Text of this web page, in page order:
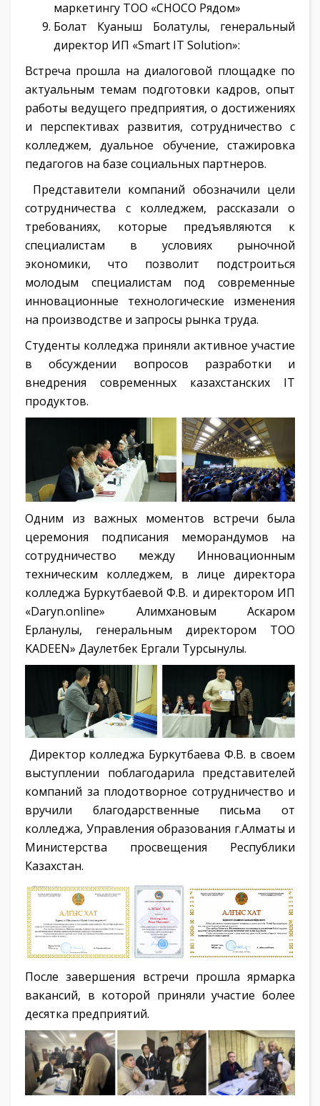
маркетингу ТОО «CHOCO Рядом»
Болат Куаныш Болатулы, генеральный
директор ИП «Smart IT Solution»:
Встреча прошла на диалоговой площадке по
актуальным темам подготовки кадров, опыт
работы ведущего предприятия, о достижениях
и перспективах развития, сотрудничество с
колледжем, дуальное обучение, стажировка
педагогов на базе социальных партнеров.
Представители компаний обозначили цели
сотрудничества с колледжем, рассказали о
требованиях, которые предъявляются к
специалистам в условиях рыночной
экономики, что позволит подстроиться
молодым специалистам под современные
инновационные технологические изменения
на производстве и запросы рынка труда.
Студенты колледжа приняли активное участие
в обсуждении вопросов разработки и
внедрения современных казахстанских IT
продуктов.
Одним из важных моментов встречи была
церемония подписания меморандумов на
сотрудничество между Инновационным
техническим колледжем, в лице директора
колледжа Буркутбаевой Ф.В. и директором ИП
«Daryn.online» Алимхановым Аскаром
Ерланулы, генеральным директором ТОО
KADEEN» Даулетбек Ергали Турсынулы.
Директор колледжа Буркутбаева Ф.В. в своем
выступлении поблагодарила представителей
компаний за плодотворное сотрудничество и
вручили благодарственные письма от
колледжа, Управления образования г.Алматы и
Министерства просвещения Республики
Казахстан.
После завершения встречи прошла ярмарка
вакансий, в которой приняли участие более
десятка предприятий.